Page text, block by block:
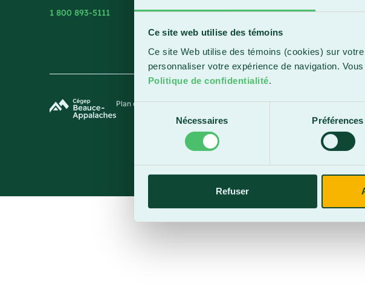
Ce site web utilise des témoins
Ce site Web utilise des témoins (cookies) sur
personnaliser votre expérience de navigation.
Politique de confidentialité.
Sélection
consentement
Nécessaires Préférences
Refuser
1 800 893-5111
Plan du siteTermes et conditionsPolitique de confidentialitéSite web par